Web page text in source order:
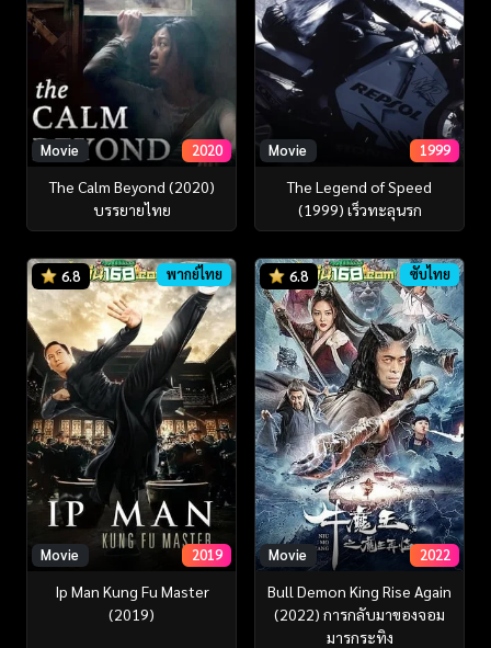
Movie 2020
The Calm Beyond (2020)
บรรยายไทย
Movie 1999
The Legend of Speed
(1999) เร็วทะลุนรก
6.8 พากย์ไทย
Movie 2019
Ip Man Kung Fu Master
(2019)
6.8 ซับไทย
Movie 2022
Bull Demon King Rise Again
(2022) การกลับมาของจอม
มารกระทิง